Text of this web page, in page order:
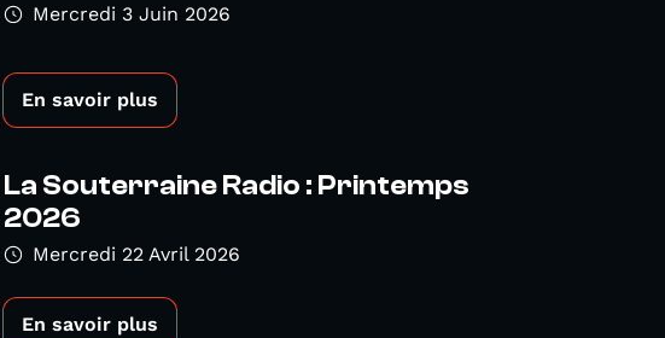
Mercredi 3 Juin 2026
En savoir plus
La Souterraine Radio : Printemps
2026
Mercredi 22 Avril 2026
En savoir plus